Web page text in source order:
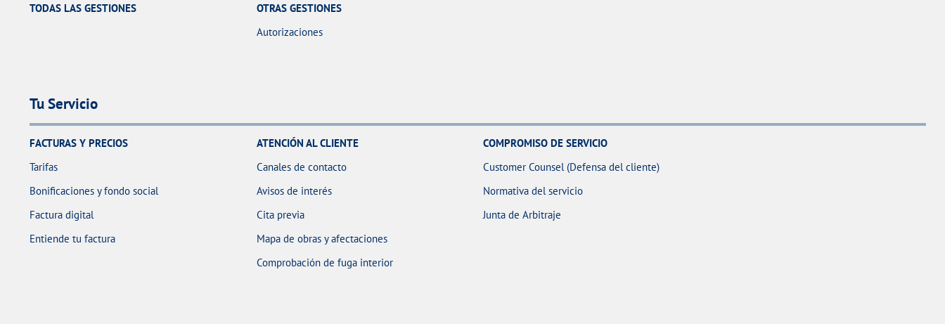
TODAS LAS GESTIONES
OTRAS GESTIONES
Autorizaciones
Tu Servicio
FACTURAS Y PRECIOS
Tarifas
Bonificaciones y fondo social
Factura digital
Entiende tu factura
ATENCIÓN AL CLIENTE
Canales de contacto
Avisos de interés
Cita previa
Mapa de obras y afectaciones
Comprobación de fuga interior
COMPROMISO DE SERVICIO
Customer Counsel (Defensa del cliente)
Normativa del servicio
Junta de Arbitraje